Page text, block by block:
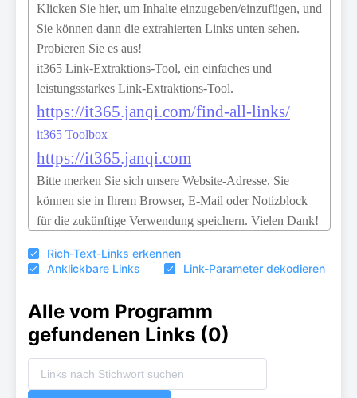
Rich-Text-Links erkennen
Anklickbare Links
Link-Parameter dekodieren
Alle vom Programm
gefundenen Links (0)